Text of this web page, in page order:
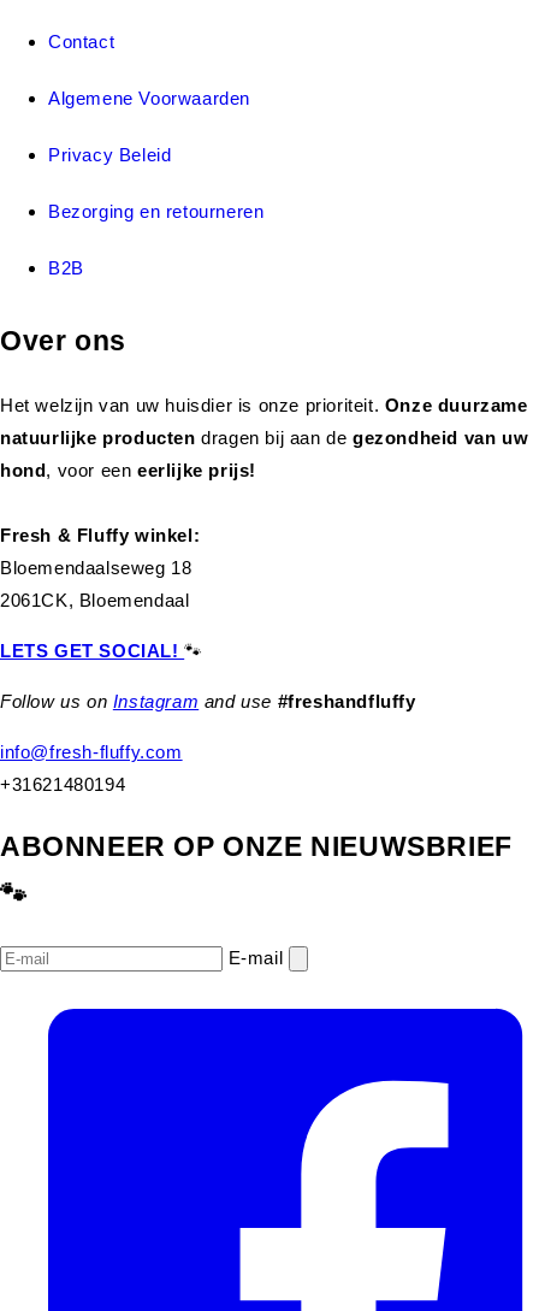
Contact
Algemene Voorwaarden
Privacy Beleid
Bezorging en retourneren
B2B
Over ons
Het welzijn van uw huisdier is onze prioriteit. Onze duurzame
natuurlijke productendragen bij aan de gezondheid van uw
hond, voor eeneerlijke prijs!
Fresh & Fluffy winkel:
Bloemendaalseweg 18
2061CK, Bloemendaal
LETS GET SOCIAL!🐾
Follow us on Instagram and use #freshandfluffy
info@fresh-fluffy.com
+31621480194
ABONNEER OP ONZE NIEUWSBRIEF
🐾
E‑mail